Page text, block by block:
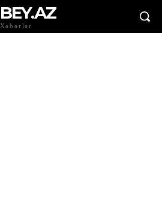
BEY.AZ
Xəbərlər